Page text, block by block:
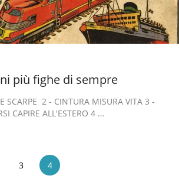
più fighe di sempre
SCARPE 2 - CINTURA MISURA VITA 3 -
CAPIRE ALL'ESTERO 4 …
3 4